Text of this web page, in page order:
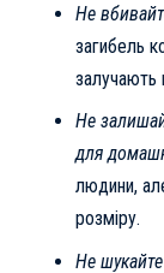
Не
загибель
залучають
Не
для
людини,
розміру.
Не